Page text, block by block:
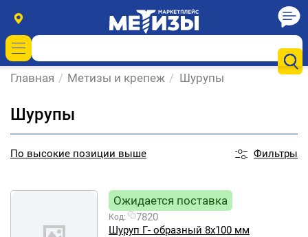
Главная / Метизы и крепеж / Шурупы
Шурупы
По высокие позиции выше Фильтры
Ожидается поставка
Код:
7820
Шуруп Г- образный 8х100 мм